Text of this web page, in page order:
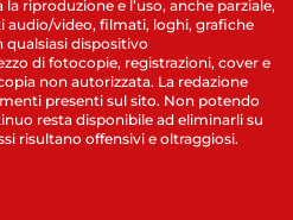
riproduzione e l’uso, anche parziale,
audio/video, filmati, loghi, grafiche
qualsiasi dispositivo
di fotocopie, registrazioni, cover e
non autorizzata. La redazione
presenti sul sito. Non potendo
resta disponibile ad eliminarli su
risultano offensivi e oltraggiosi.